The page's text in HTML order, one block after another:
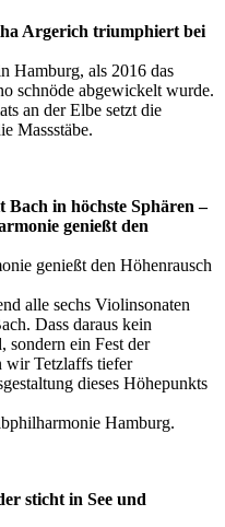
Argerich triumphiert bei
Hamburg, als 2016 das
schnöde abgewickelt wurde.
an der Elbe setzt die
Massstäbe.
in höchste Sphären –
genießt den
genießt den Höhenrausch
alle sechs Violinsonaten
Dass daraus kein
sondern ein Fest der
wir Tetzlaffs tiefer
dieses Höhepunkts
Hamburg.
sticht in See und